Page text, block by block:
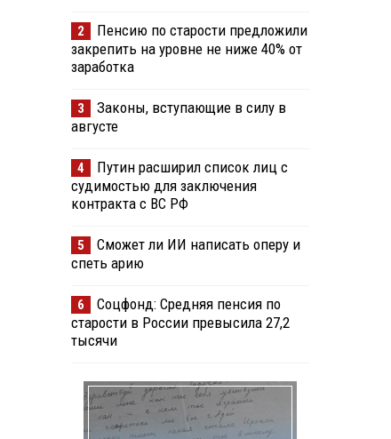
2
Пенсию по старости предложили
закрепить на уровне не ниже 40% от
заработка
3
Законы, вступающие в силу в
августе
4
Путин расширил список лиц с
судимостью для заключения
контракта с ВС РФ
5
Сможет ли ИИ написать оперу и
спеть арию
6
Соцфонд: Средняя пенсия по
старости в России превысила 27,2
тысячи